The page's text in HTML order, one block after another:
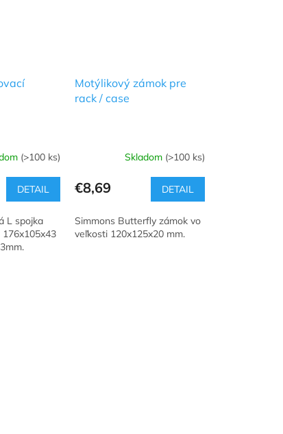
(>100 ks)
DETAIL
L spojka
Motýlikový zámok pre
rack / case
Skladom (>100 ks)
€8,69 DETAIL
Simmons Butterfly zámok vo
veľkosti 120x125x20 mm.